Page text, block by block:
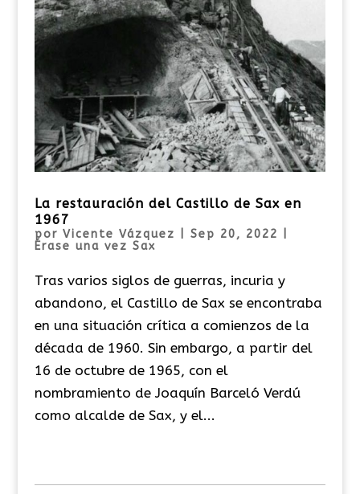
La restauración del Castillo de Sax en
1967
por Vicente Vázquez Sep 20, 2022
Érase una vez Sax
Tras varios siglos de guerras, incuria y
abandono, el Castillo de Sax se encontraba
en una situación crítica a comienzos de la
década de 1960. Sin embargo, a partir del
16 de octubre de 1965, con el
nombramiento de Joaquín Barceló Verdú
como alcalde de Sax, y el...